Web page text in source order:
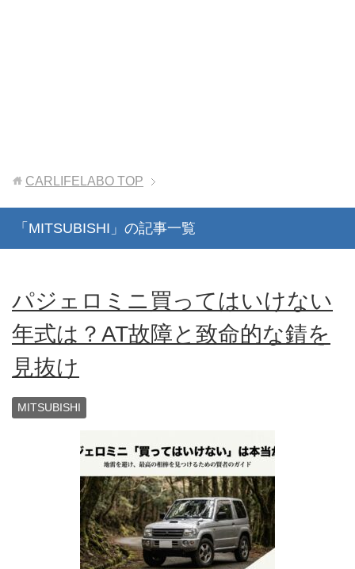
CARLIFELABO TOP
「MITSUBISHI」の記事一覧
パジェロミニ買ってはいけない
年式は？AT故障と致命的な錆を
見抜け
MITSUBISHI